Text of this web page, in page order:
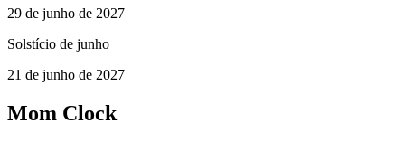
29 de junho de 2027
Solstício de junho
21 de junho de 2027
Mom Clock